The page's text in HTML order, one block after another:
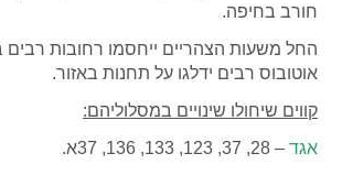
חורב בחיפה.
החל משעות הצהריים ייחסמו רחובות רבים
אוטובוס רבים ידלגו על תחנות באזור.
קווים שיחולו שינויים במסלוליהם:
אגד – 28, 37, 123, 133, 136, 37א.